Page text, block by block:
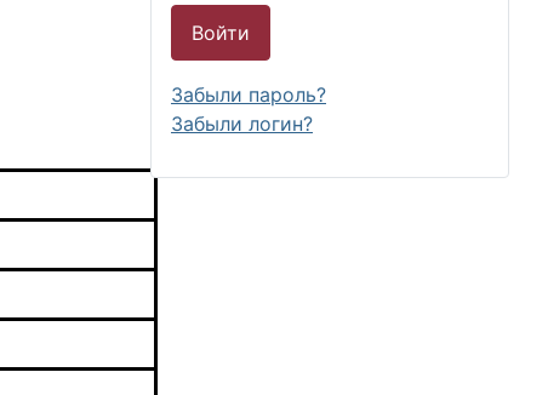
Войти
Забыли пароль?
Забыли логин?